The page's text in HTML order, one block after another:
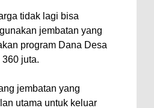
tidak lagi bisa
jembatan yang
program Dana Desa
juta.
jembatan yang
utama untuk keluar